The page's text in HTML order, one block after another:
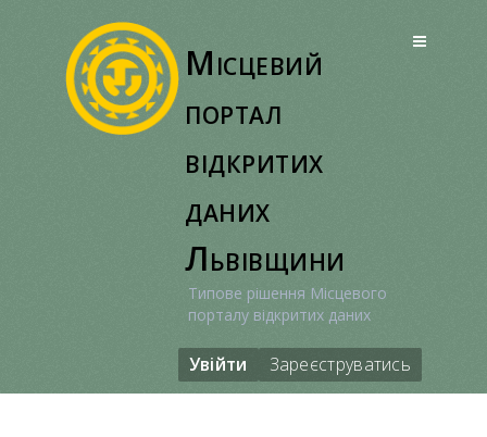
Місцевий
портал
відкритих
даних
Львівщини
Типове рішення Місцевого
порталу відкритих даних
Увійти Зареєструватись